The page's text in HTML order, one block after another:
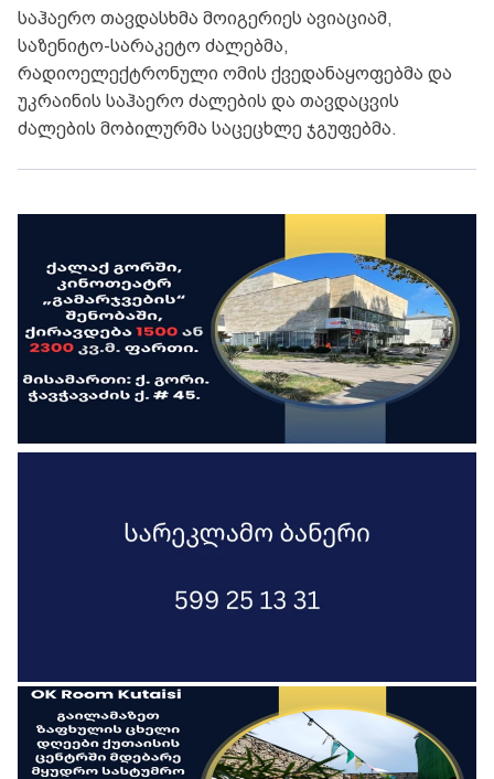
საჰაერო თავდასხმა მოიგერიეს ავიაციამ,
საზენიტო-სარაკეტო ძალებმა,
რადიოელექტრონული ომის ქვედანაყოფებმა და
უკრაინის საჰაერო ძალების და თავდაცვის
ძალების მობილურმა საცეცხლე ჯგუფებმა.